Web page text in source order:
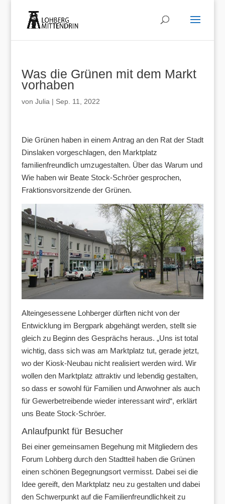
Was die Grünen mit dem Markt
vorhaben
von Julia | Sep. 11, 2022
Die Grünen haben in einem Antrag an den Rat der Stadt
Dinslaken vorgeschlagen, den Marktplatz
familienfreundlich umzugestalten. Über das Warum und
Wie haben wir Beate Stock-Schröer gesprochen,
Fraktionsvorsitzende der Grünen.
Alteingesessene Lohberger dürften nicht von der
Entwicklung im Bergpark abgehängt werden, stellt sie
gleich zu Beginn des Gesprächs heraus. „Uns ist total
wichtig, dass sich was am Marktplatz tut, gerade jetzt,
wo der Kiosk-Neubau nicht realisiert werden wird. Wir
wollen den Marktplatz attraktiv und lebendig gestalten,
so dass er sowohl für Familien und Anwohner als auch
für Gewerbetreibende wieder interessant wird“, erklärt
uns Beate Stock-Schröer.
Anlaufpunkt für Besucher
Bei einer gemeinsamen Begehung mit Mitgliedern des
Forum Lohberg durch den Stadtteil haben die Grünen
einen schönen Begegnungsort vermisst. Dabei sei die
Idee gereift, den Marktplatz neu zu gestalten und dabei
den Schwerpunkt auf die Familienfreundlichkeit zu